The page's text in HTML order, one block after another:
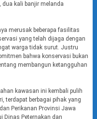
dua kali banjir melanda
merusak beberapa fasilitas
yang telah dijaga dengan
warga tidak surut. Justru
bahwa konservasi bukan
membangun ketangguhan
kawasan ini kembali pulih
terdapat berbagai pihak yang
Perikanan Provinsi Jawa
Dinas Peternakan dan